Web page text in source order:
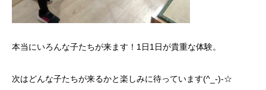
本当にいろんな子たちが来ます！1日1日が貴重な体験。
次はどんな子たちが来るかと楽しみに待っています(^_-)-☆